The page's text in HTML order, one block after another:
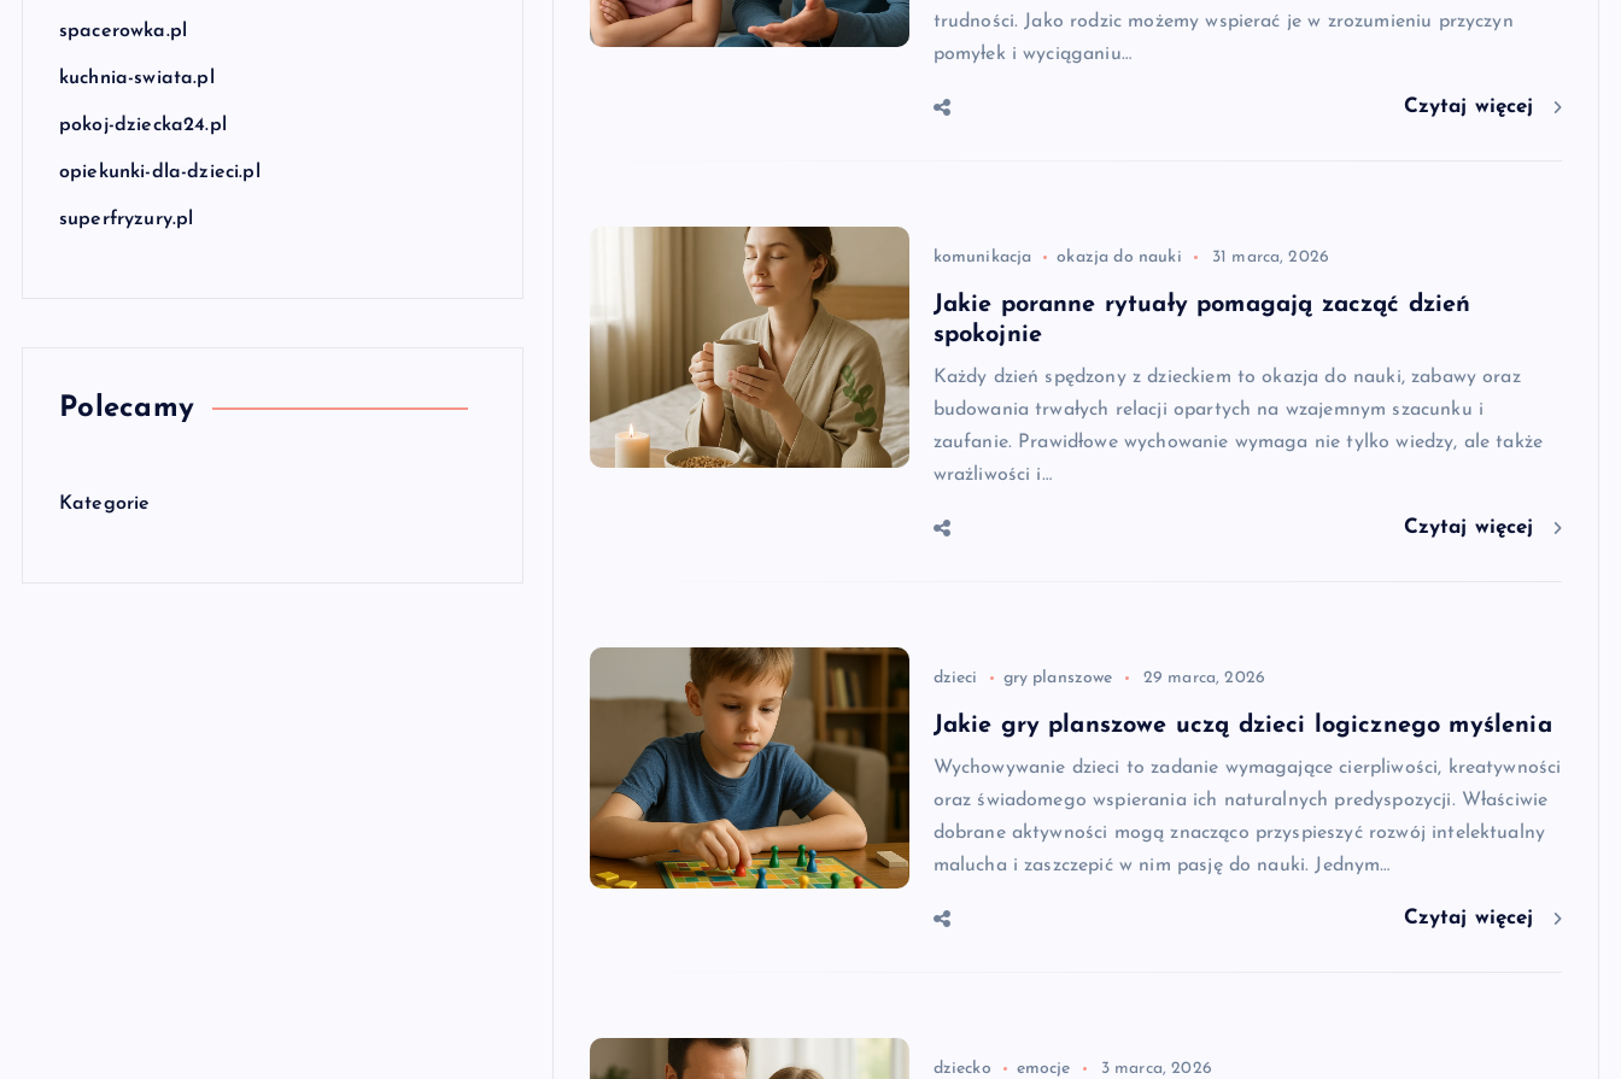
spacerowka.pl
kuchnia-swiata.pl
pokoj-dziecka24.pl
opiekunki-dla-dzieci.pl
superfryzury.pl
Polecamy
Kategorie
trudności. Jako rodzic możemy wspierać je w zrozumieniu przyczyn
pomyłek i wyciąganiu…
Czytaj więcej
komunikacja okazja do nauki 31 marca, 2026
Jakie poranne rytuały pomagają zacząć dzień
spokojnie
Każdy dzień spędzony z dzieckiem to okazja do nauki, zabawy oraz
budowania trwałych relacji opartych na wzajemnym szacunku i
zaufanie. Prawidłowe wychowanie wymaga nie tylko wiedzy, ale także
wrażliwości i…
Czytaj więcej
dzieci gry planszowe 29 marca, 2026
Jakie gry planszowe uczą dzieci logicznego myślenia
Wychowywanie dzieci to zadanie wymagające cierpliwości, kreatywności
oraz świadomego wspierania ich naturalnych predyspozycji. Właściwie
dobrane aktywności mogą znacząco przyspieszyć rozwój intelektualny
malucha i zaszczepić w nim pasję do nauki. Jednym…
Czytaj więcej
dziecko emocje 3 marca, 2026